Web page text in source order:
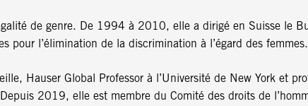
de genre. De 1994 à 2010, elle a dirigé en Suisse le
l’élimination de la discrimination à l’égard des femmes.
Hauser Global Professor à l’Université de New York et
2019, elle est membre du Comité des droits de